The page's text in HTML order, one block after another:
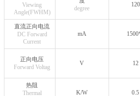
Viewing
Angle(FWHM)
degree
120
直流正向电流
DC Forward
Current
mA
正向电压
Forward Voltag
V 12
热阻
Thermal
K/W 0.5